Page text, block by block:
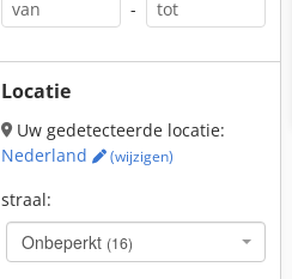
-
Locatie
Uw gedetecteerde locatie:
Nederland
(wijzigen)
straal:
Onbeperkt (16)